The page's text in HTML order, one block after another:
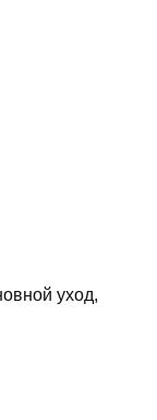
уход,